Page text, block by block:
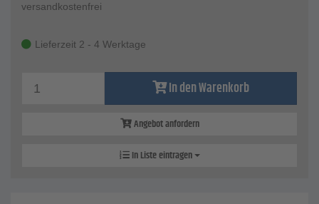
versandkostenfrei
Lieferzeit 2 - 4 Werktage
In den Warenkorb
Angebot anfordern
In Liste eintragen